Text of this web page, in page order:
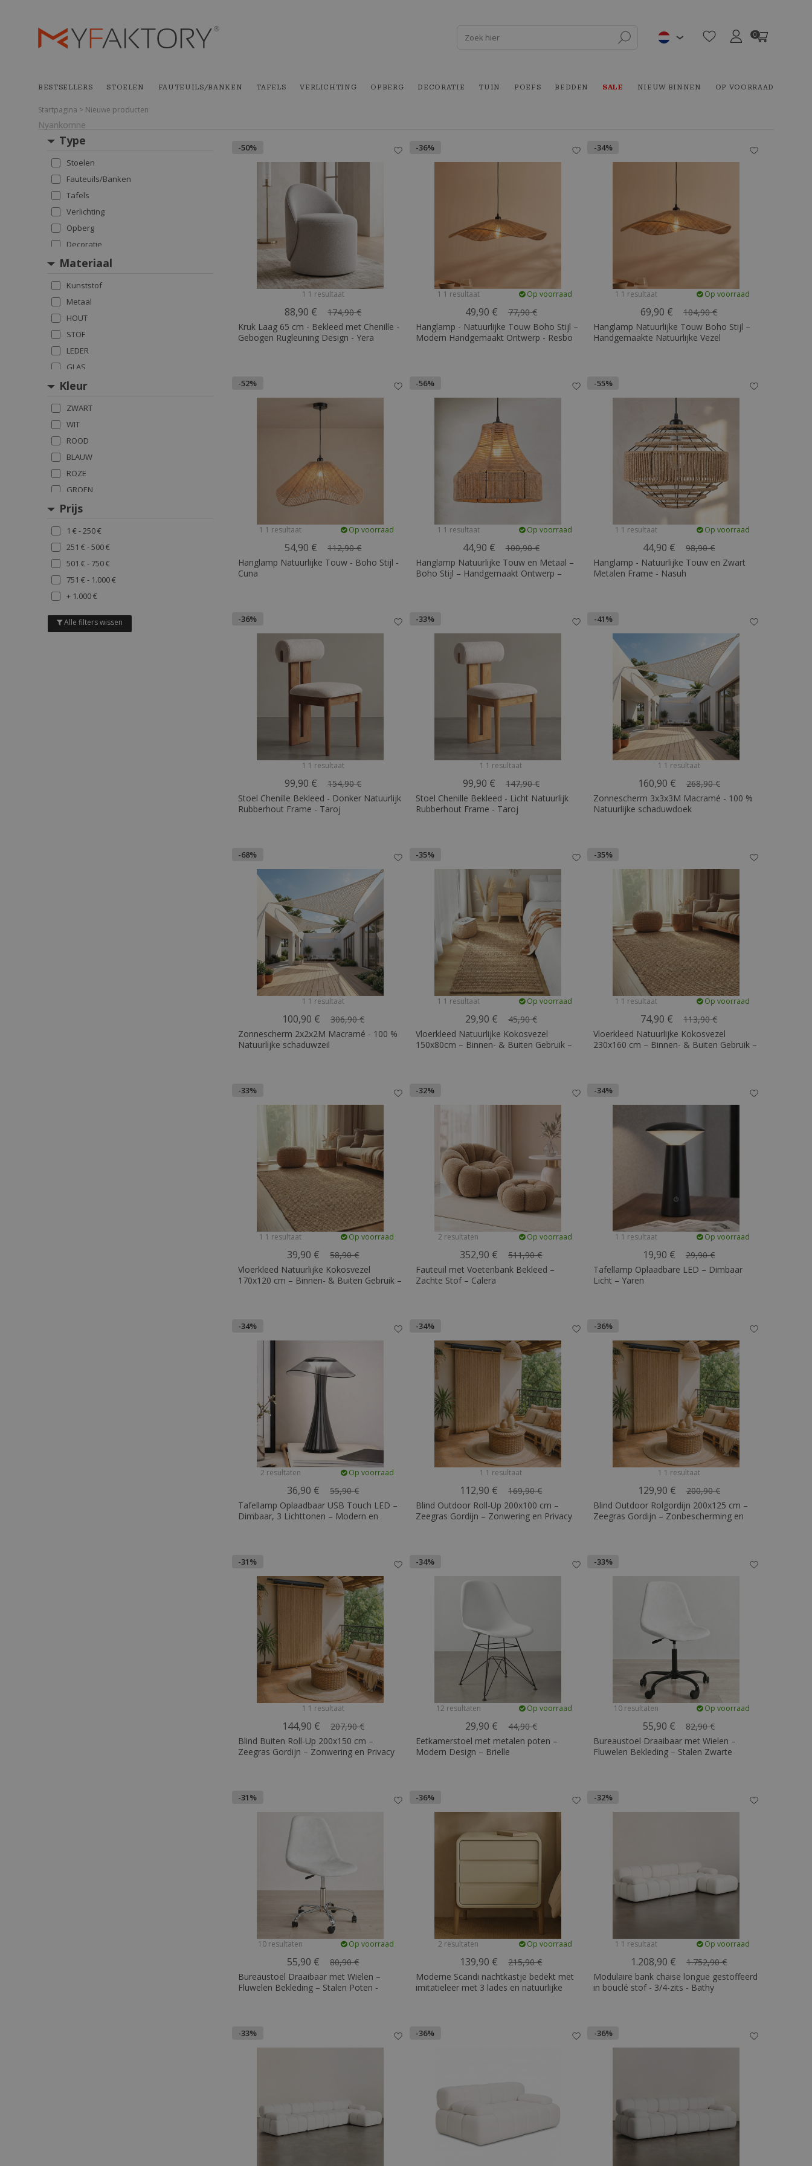
0
BESTSELLERS STOELEN FAUTEUILS/BANKEN TAFELS VERLICHTING OPBERG DECORATIE TUIN POEFS BEDDEN SALE NIEUW BINNEN OP VOORRAAD
Startpagina > Nieuwe producten
Nyankomne
Type
Stoelen
Fauteuils/Banken
Tafels
Verlichting
Opberg
Decoratie
Tuin
Materiaal
Kunststof
Metaal
HOUT
STOF
LEDER
GLAS
Kleur
ZWART
WIT
ROOD
BLAUW
ROZE
GROEN
GEEL
Prijs
1 € - 250 €
251 € - 500 €
501 € - 750 €
751 € - 1.000 €
+ 1.000 €
Alle filters wissen
-50%
1 1 resultaat
88,90 €
174,90 €
Kruk Laag 65 cm - Bekleed met Chenille -
Gebogen Rugleuning Design - Yera
-36%
1 1 resultaat Op voorraad
49,90 €
77,90 €
Hanglamp - Natuurlijke Touw Boho Stijl –
Modern Handgemaakt Ontwerp - Resbo
-34%
1 1 resultaat Op voorraad
69,90 €
104,90 €
Hanglamp Natuurlijke Touw Boho Stijl –
Handgemaakte Natuurlijke Vezel
-52%
1 1 resultaat Op voorraad
54,90 €
112,90 €
Hanglamp Natuurlijke Touw - Boho Stijl -
Cuna
-56%
1 1 resultaat Op voorraad
44,90 €
100,90 €
Hanglamp Natuurlijke Touw en Metaal –
Boho Stijl – Handgemaakt Ontwerp –
-55%
1 1 resultaat Op voorraad
44,90 €
98,90 €
Hanglamp - Natuurlijke Touw en Zwart
Metalen Frame - Nasuh
-36%
1 1 resultaat
99,90 €
154,90 €
Stoel Chenille Bekleed - Donker Natuurlijk
Rubberhout Frame - Taroj
-33%
1 1 resultaat
99,90 €
147,90 €
Stoel Chenille Bekleed - Licht Natuurlijk
Rubberhout Frame - Taroj
-41%
1 1 resultaat
160,90 €
268,90 €
Zonnescherm 3x3x3M Macramé - 100 %
Natuurlijke schaduwdoek
-68%
1 1 resultaat
100,90 €
306,90 €
Zonnescherm 2x2x2M Macramé - 100 %
Natuurlijke schaduwzeil
-35%
1 1 resultaat Op voorraad
29,90 €
45,90 €
Vloerkleed Natuurlijke Kokosvezel
150x80cm – Binnen- & Buiten Gebruik –
-35%
1 1 resultaat Op voorraad
74,90 €
113,90 €
Vloerkleed Natuurlijke Kokosvezel
230x160 cm – Binnen- & Buiten Gebruik –
-33%
1 1 resultaat Op voorraad
39,90 €
58,90 €
Vloerkleed Natuurlijke Kokosvezel
170x120 cm – Binnen- & Buiten Gebruik –
-32%
2 resultaten Op voorraad
352,90 €
511,90 €
Fauteuil met Voetenbank Bekleed –
Zachte Stof – Calera
-34%
1 1 resultaat Op voorraad
19,90 €
29,90 €
Tafellamp Oplaadbare LED – Dimbaar
Licht – Yaren
-34%
2 resultaten Op voorraad
36,90 €
55,90 €
Tafellamp Oplaadbaar USB Touch LED –
Dimbaar, 3 Lichttonen – Modern en
-34%
1 1 resultaat
112,90 €
169,90 €
Blind Outdoor Roll-Up 200x100 cm –
Zeegras Gordijn – Zonwering en Privacy
-36%
1 1 resultaat
129,90 €
200,90 €
Blind Outdoor Rolgordijn 200x125 cm –
Zeegras Gordijn – Zonbescherming en
-31%
1 1 resultaat
144,90 €
207,90 €
Blind Buiten Roll-Up 200x150 cm –
Zeegras Gordijn – Zonwering en Privacy
-34%
12 resultaten Op voorraad
29,90 €
44,90 €
Eetkamerstoel met metalen poten –
Modern Design – Brielle
-33%
10 resultaten Op voorraad
55,90 €
82,90 €
Bureaustoel Draaibaar met Wielen –
Fluwelen Bekleding – Stalen Zwarte
-31%
10 resultaten Op voorraad
55,90 €
80,90 €
Bureaustoel Draaibaar met Wielen –
Fluwelen Bekleding – Stalen Poten -
-36%
2 resultaten Op voorraad
139,90 €
215,90 €
Moderne Scandi nachtkastje bedekt met
imitatieleer met 3 lades en natuurlijke
-32%
1 1 resultaat Op voorraad
1.208,90 €
1.752,90 €
Modulaire bank chaise longue gestoffeerd
in bouclé stof - 3/4-zits - Bathy
-33% -36% -36%